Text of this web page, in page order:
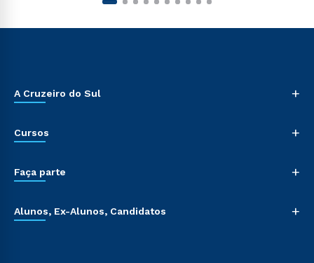
A Cruzeiro do Sul +
Cursos +
Faça parte +
Alunos, Ex-Alunos, Candidatos +